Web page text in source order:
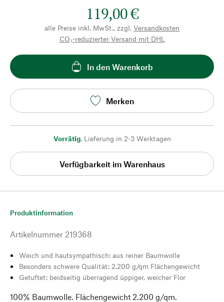
119,00 €
alle Preise inkl. MwSt., zzgl. Versandkosten
CO₂-reduzierter Versand mit DHL
In den Warenkorb
Merken
Vorrätig, Lieferung in 2-3 Werktagen
Verfügbarkeit im Warenhaus
Produktinformation
Artikelnummer 219368
Weich und hautsympathisch: aus reiner Baumwolle
Besonders schwere Qualität: 2.200 g/qm Flächengewicht
Getuftet: beidseitig überragend üppiger, weicher Flor
100% Baumwolle. Flächengewicht 2.200 g/qm.